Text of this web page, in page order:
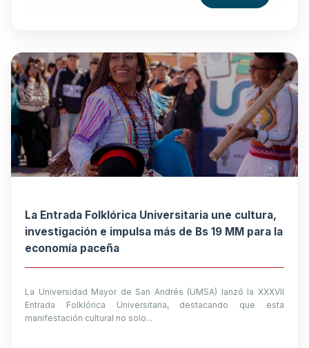
La Entrada Folklórica Universitaria une cultura,
investigación e impulsa más de Bs 19 MM para la
economía paceña
La Universidad Mayor de San Andrés (UMSA) lanzó la XXXVII
Entrada Folklórica Universitaria, destacando que esta
manifestación cultural no solo...